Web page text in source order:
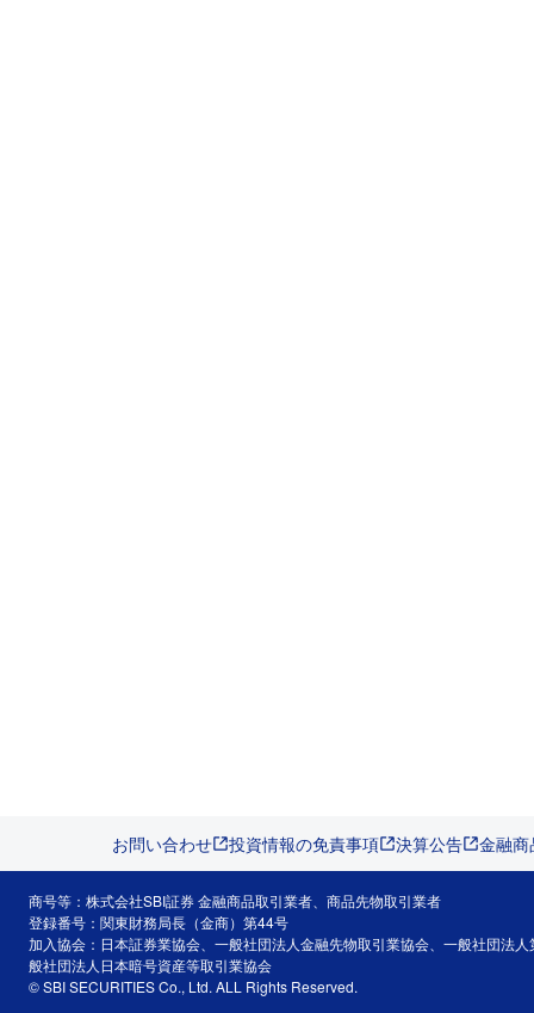
お問い合わせ 投資情報の免責事項 決算公告 金融
商号等：株式会社SBI証券 金融商品取引業者、商品先物取引業者
登録番号：関東財務局長（金商）第44号
加入協会：日本証券業協会、一般社団法人金融先物取引業協会、一般社団法
般社団法人日本暗号資産等取引業協会
© SBI SECURITIES Co., Ltd. ALL Rights Reserved.